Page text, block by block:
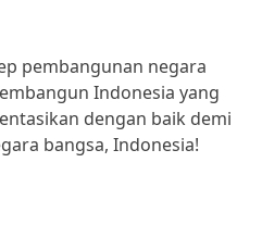
pembangunan negara
Indonesia yang
dengan baik demi
bangsa, Indonesia!